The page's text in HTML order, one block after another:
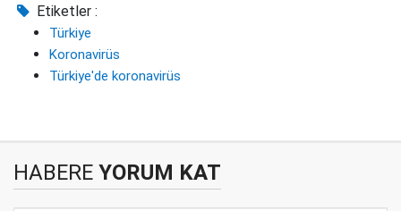
Etiketler :
Türkiye
Koronavirüs
Türkiye'de koronavirüs
HABERE YORUM KAT